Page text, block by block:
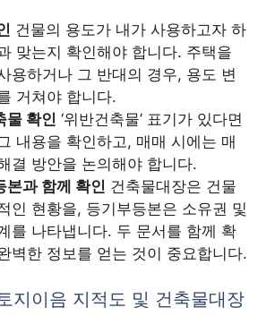
건물의 용도가 내가 사용하고자 하
맞는지 확인해야 합니다. 주택을
용하거나 그 반대의 경우, 용도 변
거쳐야 합니다.
물 확인 ‘위반건축물’ 표기가 있다면
내용을 확인하고, 매매 시에는 매
결 방안을 논의해야 합니다.
본과 함께 확인 건축물대장은 건물
인 현황을, 등기부등본은 소유권 및
를 나타냅니다. 두 문서를 함께 확
벽한 정보를 얻는 것이 중요합니다.
지이음 지적도 및 건축물대장